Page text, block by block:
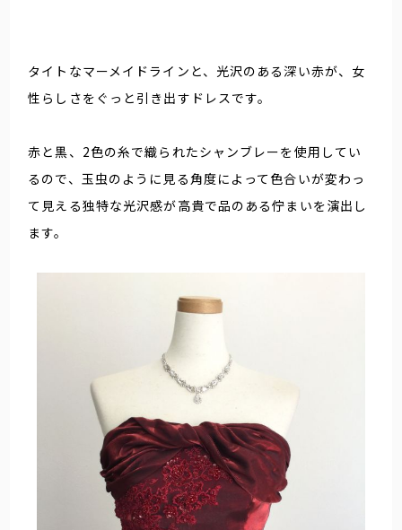
タイトなマーメイドラインと、光沢のある深い赤が、女
性らしさをぐっと引き出すドレスです。
赤と黒、2色の糸で織られたシャンブレーを使用してい
るので、玉虫のように見る角度によって色合いが変わっ
て見える独特な光沢感が高貴で品のある佇まいを演出し
ます。